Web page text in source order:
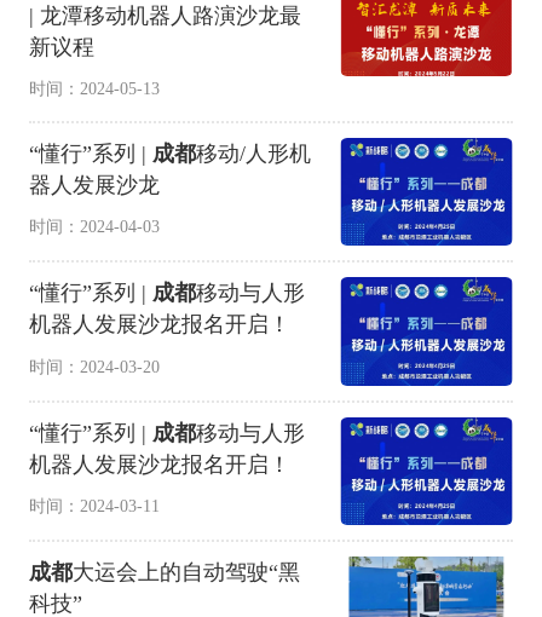
| 龙潭移动机器人路演沙龙最
新议程
时间：2024-05-13
“懂行”系列 | 成都移动/人形机
器人发展沙龙
时间：2024-04-03
“懂行”系列 | 成都移动与人形
机器人发展沙龙报名开启！
时间：2024-03-20
“懂行”系列 | 成都移动与人形
机器人发展沙龙报名开启！
时间：2024-03-11
成都大运会上的自动驾驶“黑
科技”